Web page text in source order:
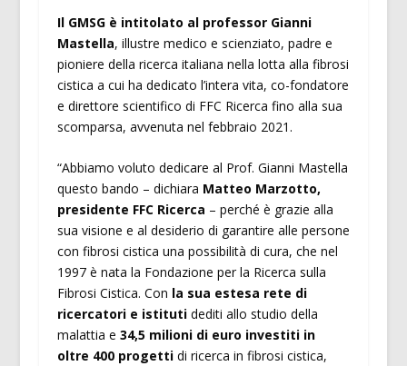
Il GMSG è intitolato al professor Gianni
Mastella, illustre medico e scienziato, padre e
pioniere della ricerca italiana nella lotta alla fibrosi
cistica a cui ha dedicato l’intera vita, co-fondatore
e direttore scientifico di FFC Ricerca fino alla sua
scomparsa, avvenuta nel febbraio 2021.
“Abbiamo voluto dedicare al Prof. Gianni Mastella
questo bando – dichiara Matteo Marzotto,
presidente FFC Ricerca – perché è grazie alla
sua visione e al desiderio di garantire alle persone
con fibrosi cistica una possibilità di cura, che nel
1997 è nata la Fondazione per la Ricerca sulla
Fibrosi Cistica. Con la sua estesa rete di
ricercatori e istitutidediti allo studio della
malattia e 34,5 milioni di euro investiti in
oltre 400 progettidi ricerca in fibrosi cistica,